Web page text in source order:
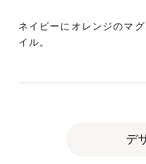
ネイビーにオレンジのマ
イル。
デ